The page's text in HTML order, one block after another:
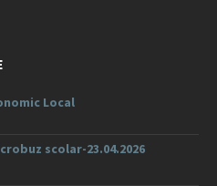
Local
scolar-23.04.2026